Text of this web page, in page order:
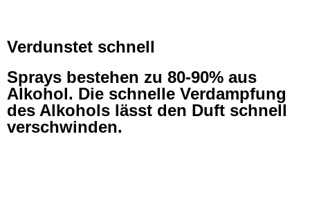
Verdunstet schnell
Sprays bestehen zu 80-90% aus
Alkohol. Die schnelle Verdampfung
des Alkohols lässt den Duft schnell
verschwinden.